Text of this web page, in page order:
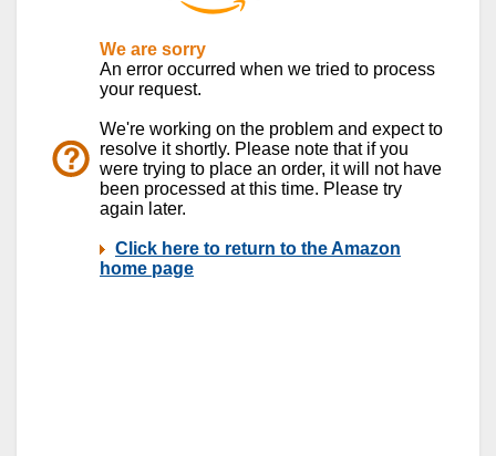
Wo kommt der Terminus
her?
Verratstrauma Theorie
mRNA „Impfstoff“ ist keine Impfstoff
genetische Manipulation
Kognitive Psychologie der